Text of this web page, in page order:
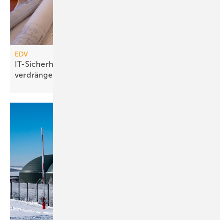
EDV
IT-Sicherheitsrisiken: Gezielt vorbeugen statt
verdrängen